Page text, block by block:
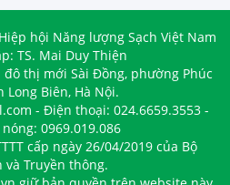
hội Năng lượng Sạch Việt Nam
TS. Mai Duy Thiện
thị mới Sài Đồng, phường Phúc
Long Biên, Hà Nội.
- Điện thoại: 024.6659.3553 -
0969.019.086
cấp ngày 26/04/2019 của Bộ
và Truyền thông.